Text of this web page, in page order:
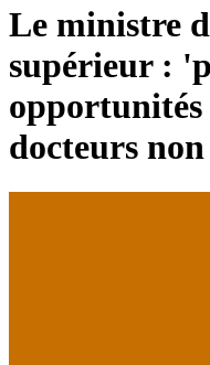
Le ministre
supérieur :
docteurs